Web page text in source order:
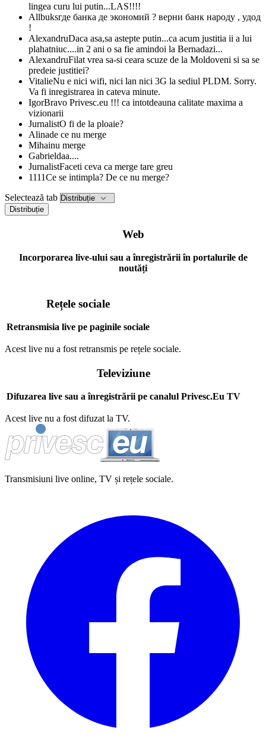
lingea curu lui putin...LAS!!!!
Allbuksгде банка де экономий ? верни банк народу , удод
!
AlexandruDaca asa,sa astepte putin...ca acum justitia ii a lui
plahatniuc....in 2 ani o sa fie amindoi la Bernadazi...
AlexandruFilat vrea sa-si ceara scuze de la Moldoveni si sa se
predeie justitiei?
VitalieNu e nici wifi, nici lan nici 3G la sediul PLDM. Sorry.
Va fi inregistrarea in cateva minute.
IgorBravo Privesc.eu !!! ca intotdeauna calitate maxima a
vizionarii
JurnalistO fi de la ploaie?
Alinade ce nu merge
Mihainu merge
Gabrieldaa....
JurnalistFaceti ceva ca merge tare greu
1111Ce se intimpla? De ce nu merge?
Selectează tab
Distribuție
Web
Incorporarea live-ului sau a înregistrării în portalurile de
noutăți
Rețele sociale
Retransmisia live pe paginile sociale
Acest live nu a fost retransmis pe rețele sociale.
Televiziune
Difuzarea live sau a înregistrării pe canalul Privesc.Eu TV
Acest live nu a fost difuzat la TV.
Transmisiuni live online, TV și rețele sociale.